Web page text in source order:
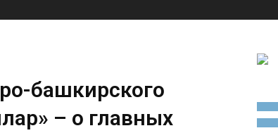
башкирского
– о главных